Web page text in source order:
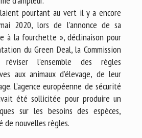
pourtant au vert il y a encore
2020, lors de l’annonce de sa
à la fourchette », déclinaison pour
du Green Deal, la Commission
l’ensemble des règles
aux animaux d’élevage, de leur
L’agence européenne de sécurité
été sollicitée pour produire un
sur les besoins des espèces,
de nouvelles règles.